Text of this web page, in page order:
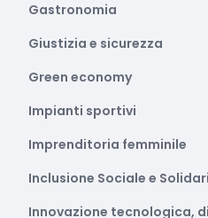
Gastronomia
Giustizia e sicurezza
Green economy
Impianti sportivi
Imprenditoria femminile
Inclusione Sociale e
Innovazione tecnologica,